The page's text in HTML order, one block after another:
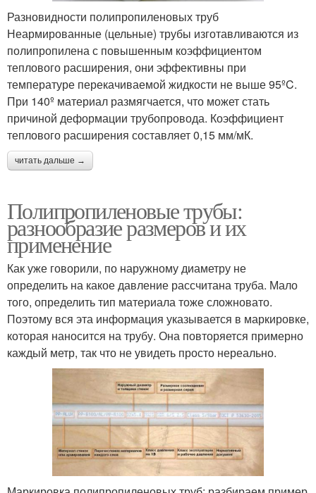
Разновидности полипропиленовых труб
Неармированные (цельные) трубы изготавливаются из
полипропилена с повышенным коэффициентом
теплового расширения, они эффективны при
температуре перекачиваемой жидкости не выше 95ºC.
При 140º материал размягчается, что может стать
причиной деформации трубопровода. Коэффициент
теплового расширения составляет 0,15 мм/мК.
читать дальше →
Полипропиленовые трубы:
разнообразие размеров и их
применение
Как уже говорили, по наружному диаметру не
определить на какое давление рассчитана труба. Мало
того, определить тип материала тоже сложновато.
Поэтому вся эта информация указывается в маркировке,
которая наносится на трубу. Она повторяется примерно
каждый метр, так что не увидеть просто нереально.